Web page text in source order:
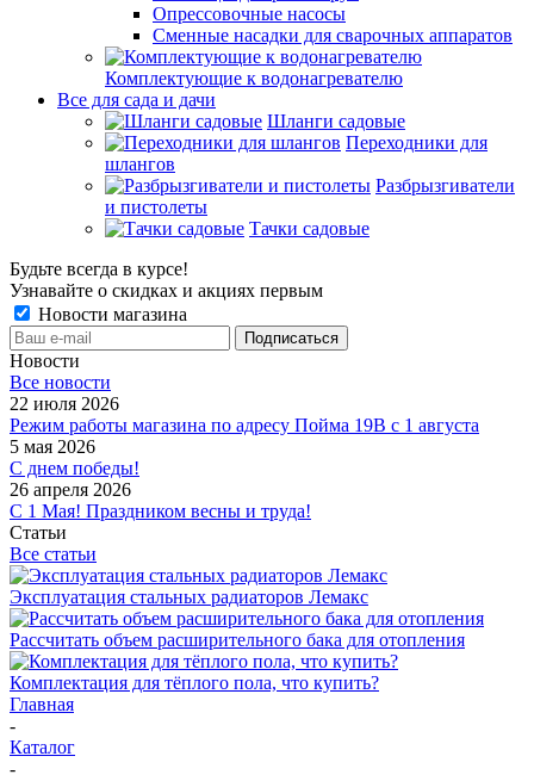
Опрессовочные насосы
Сменные насадки для сварочных аппаратов
Комплектующие к водонагревателю
Все для сада и дачи
Шланги садовые
Переходники для
шлангов
Разбрызгиватели
и пистолеты
Тачки садовые
Будьте всегда в курсе!
Узнавайте о скидках и акциях первым
Новости магазина
Новости
Все новости
22 июля 2026
Режим работы магазина по адресу Пойма 19В с 1 августа
5 мая 2026
С днем победы!
26 апреля 2026
С 1 Мая! Праздником весны и труда!
Статьи
Все статьи
Эксплуатация стальных радиаторов Лемакс
Рассчитать объем расширительного бака для отопления
Комплектация для тёплого пола, что купить?
Главная
-
Каталог
-